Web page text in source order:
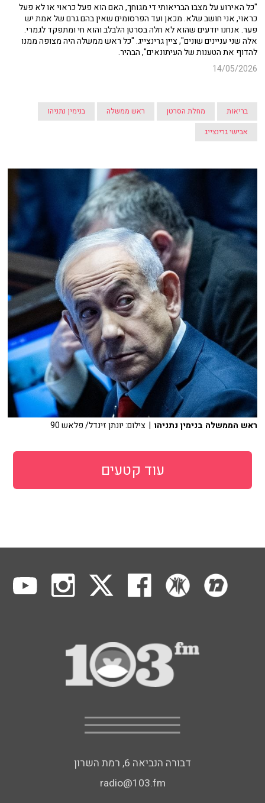
"כל האירוע על מצבו הבריאותי די מגוחך, האם הוא פעל כראוי או לא פעל
כראוי, אני חושב שלא. מכאן ועד הפרסומים שאין בהם גרם של אמת יש
פער. אנחנו יודעים שהוא לא חלה בסרטן הלבלב והוא חי ומתפקד לגמרי.
אלה שני עניינים שונים", ציין גרינצייג. "כל ראש ממשלה היה מצופה ממנו
להדוף את הטענות של העיתונאים", הבהיר.
14/05/2026
בריאות מחלת הסרטן ראש ממשלה
בנימין נתניהו
אבישי גרינצייג
ראש הממשלה בנימין נתניהו | צילום: יונתן זינדל/ פלאש 90
עוד קטעים
דבורה הנביאה 6, רמת השרון
radio@103.fm